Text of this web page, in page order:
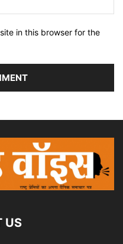
in this browser for the
US